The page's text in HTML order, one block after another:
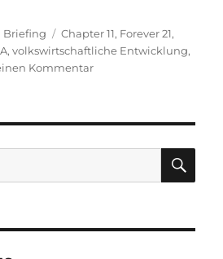
Briefing Schlagwörter
Chapter 11, Forever 21,
,volkswirtschaftliche Entwicklung,
Kommentarzu
Oktober
–